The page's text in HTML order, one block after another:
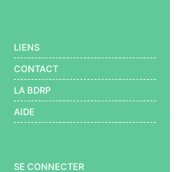
LIENS
CONTACT
LA BDRP
AIDE
User menu
SE CONNECTER